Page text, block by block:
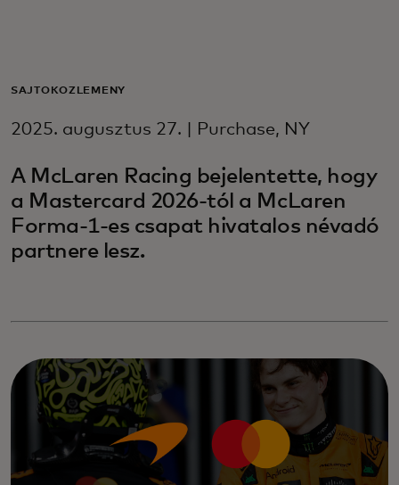
Vállalkozásoknak
Innovátoroknak
SAJTÓKÖZLEMÉNY
2025. augusztus 27. | Purchase, NY
A McLaren Racing bejelentette, hogy
a Mastercard 2026-tól a McLaren
Forma-1-es csapat hivatalos névadó
partnere lesz.